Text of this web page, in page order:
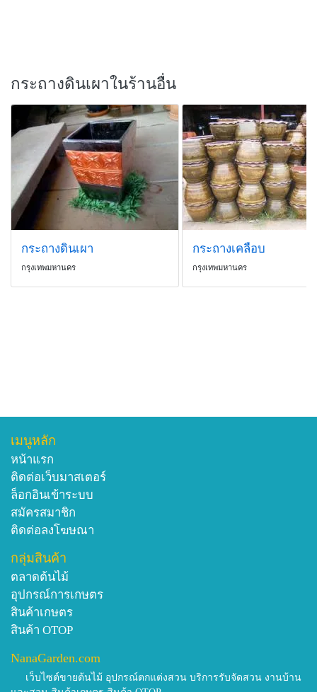
กระถางดินเผาในร้านอื่น
กระถางดินเผา
กรุงเทพมหานคร
กระถางเคลือบ
กรุงเทพมหานคร
เมนูหลัก
หน้าแรก
ติดต่อเว็บมาสเตอร์
ล็อกอินเข้าระบบ
สมัครสมาชิก
ติดต่อลงโฆษณา
กลุ่มสินค้า
ตลาดต้นไม้
อุปกรณ์การเกษตร
สินค้าเกษตร
สินค้า OTOP
NanaGarden.com
เว็บไซต์ขายต้นไม้ อุปกรณ์ตกแต่งสวน บริการรับจัดสวน งานบ้าน